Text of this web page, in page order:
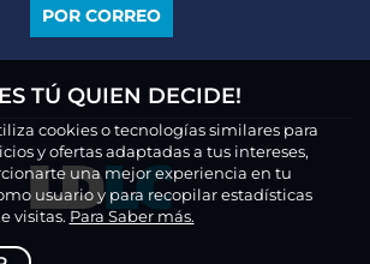
POR CORREO
TÚ QUIEN DECIDE!
cookies o tecnologías similares para
y ofertas adaptadas a tus intereses,
una mejor experiencia en tu
usuario y para recopilar estadísticas
visitas. Para Saber más.